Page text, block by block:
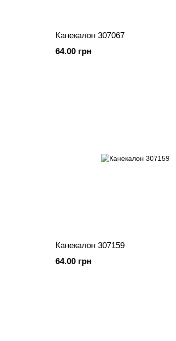
Канекалон 307067
64.00 грн
Канекалон 307159
64.00 грн